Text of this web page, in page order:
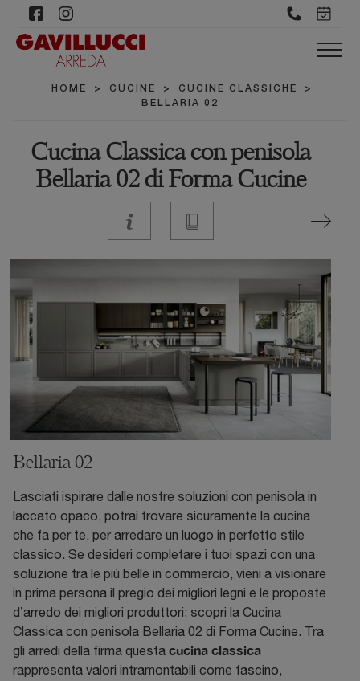
HOME > CUCINE > CUCINE CLASSICHE
>
BELLARIA 02
Cucina Classica con penisola
Bellaria 02 di Forma Cucine
Bellaria 02
Lasciati ispirare dalle nostre soluzioni con penisola in
laccato opaco, potrai trovare sicuramente la cucina
che fa per te, per arredare un luogo in perfetto stile
classico. Se desideri completare i tuoi spazi con una
soluzione tra le più belle in commercio, vieni a visionare
in prima persona il pregio dei migliori legni e le proposte
d’arredo dei migliori produttori: scopri la Cucina
Classica con penisola Bellaria 02 di Forma Cucine. Tra
gli arredi della firma questa cucina classica
rappresenta valori intramontabili come fascino,